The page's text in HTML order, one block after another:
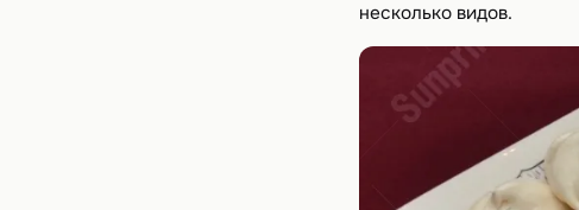
несколько видов.